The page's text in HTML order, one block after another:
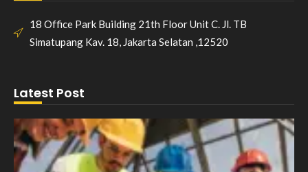
18 Office Park Building 21th Floor Unit C. Jl. TB
Simatupang Kav. 18, Jakarta Selatan ,12520
Latest Post